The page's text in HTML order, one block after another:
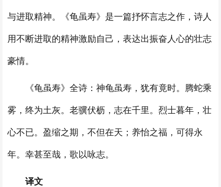
与进取精神。《龟虽寿》是一篇抒怀言志之作，诗人
用不断进取的精神激励自己，表达出振奋人心的壮志
豪情。
《龟虽寿》全诗：神龟虽寿，犹有竟时。腾蛇乘
雾，终为土灰。老骥伏枥，志在千里。烈士暮年，壮
心不已。盈缩之期，不但在天；养怡之福，可得永
年。幸甚至哉，歌以咏志。
译文